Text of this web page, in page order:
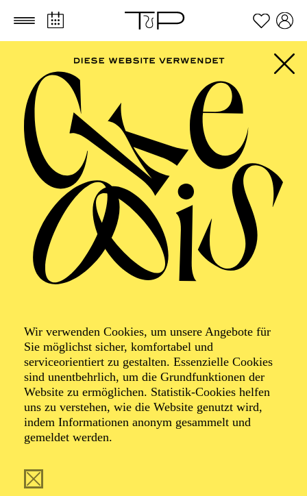
Zum Hauptinhalt springen Zum Footer springen
Wir verwenden Cookies, um unsere Angebote für
Sie möglichst sicher, komfortabel und
serviceorientiert zu gestalten. Essenzielle Cookies
sind unentbehrlich, um die Grundfunktionen der
Website zu ermöglichen. Statistik-Cookies helfen
uns zu verstehen, wie die Website genutzt wird,
indem Informationen anonym gesammelt und
gemeldet werden.
PHILHARMONIE
Jugendkonzert · Entertainment
Von Film bis
Musical